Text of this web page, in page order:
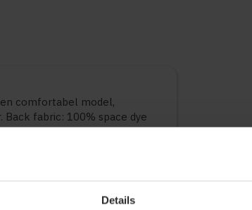
Details
en comfortabel model,
fabric: 100% space dye
tussen draagcomfort en
en promotionele